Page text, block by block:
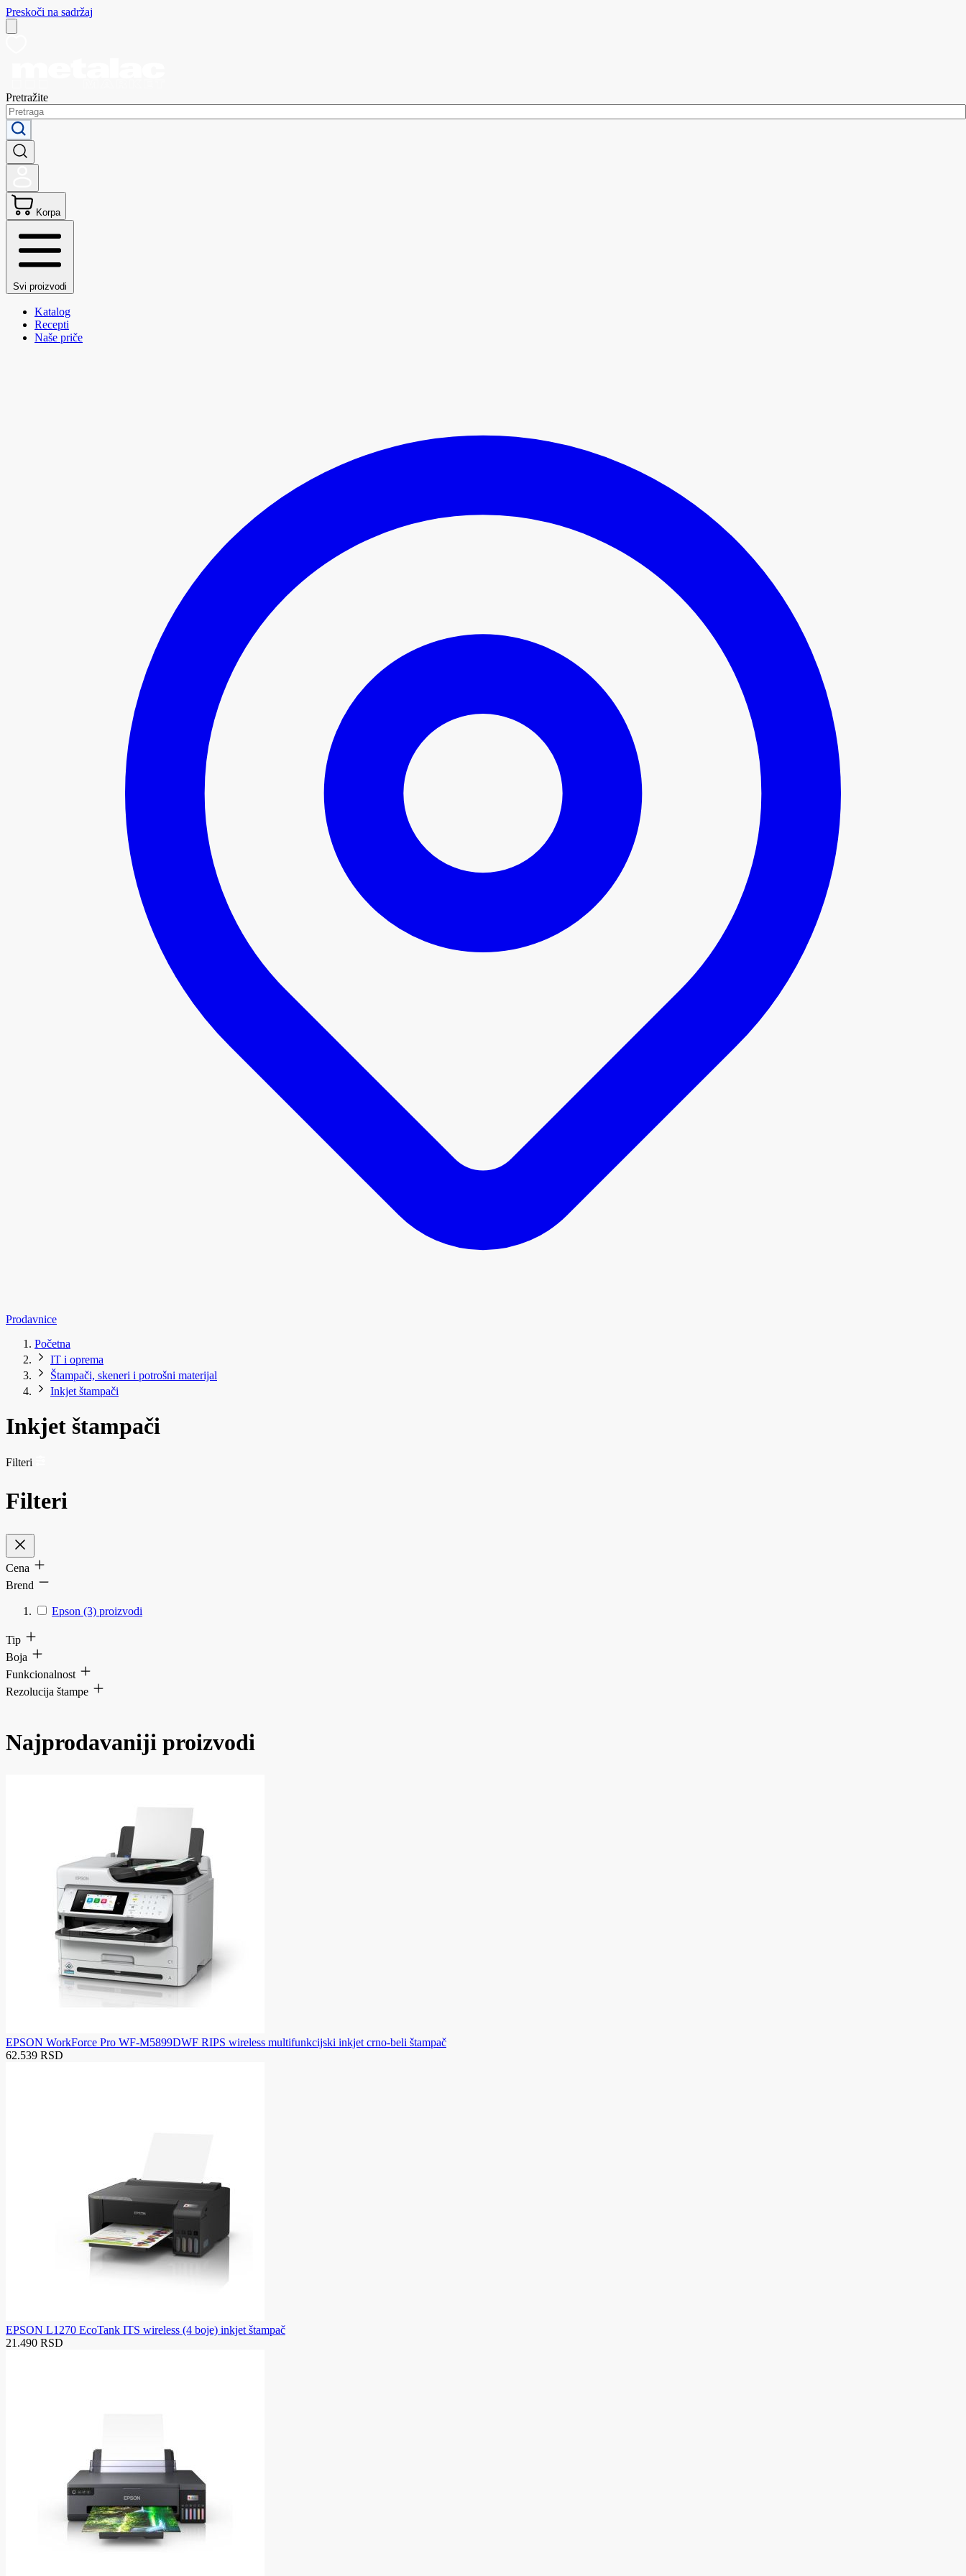
Preskoči na sadržaj
Pretražite
Korpa
Svi proizvodi
Katalog
Recepti
Naše priče
Prodavnice
Početna
IT i oprema
Štampači, skeneri i potrošni materijal
Inkjet štampači
Inkjet štampači
Filteri
Filteri
Cena
Brend
Epson (3) proizvodi
Tip
Boja
Funkcionalnost
Rezolucija štampe
Najprodavaniji proizvodi
EPSON WorkForce Pro WF-M5899DWF RIPS wireless multifunkcijski inkjet crno-beli štampač
62.539 RSD
EPSON L1270 EcoTank ITS wireless (4 boje) inkjet štampač
21.490 RSD